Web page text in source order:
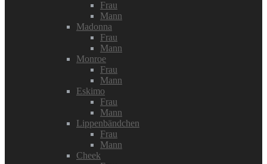
Frau
Mann
Madonna
Frau
Mann
Monroe
Frau
Mann
Eskimo
Frau
Mann
Lippenbändchen
Frau
Mann
Cheek